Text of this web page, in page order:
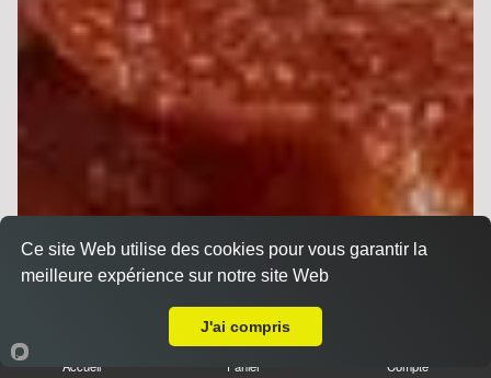
Accueil Panier Compte
Ce site Web utilise des cookies pour vous garantir la
meilleure expérience sur notre site Web
J'ai compris